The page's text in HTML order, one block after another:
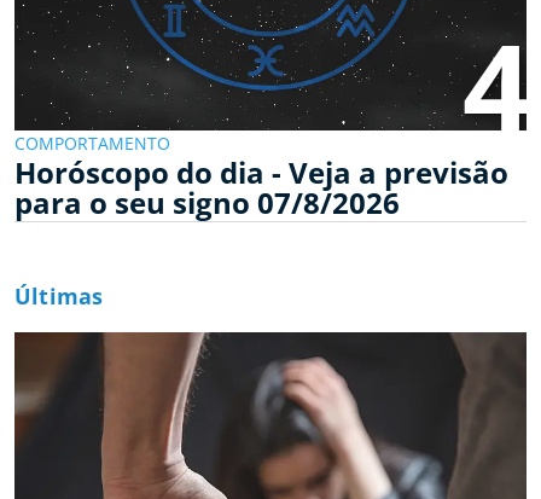
4
COMPORTAMENTO
Horóscopo do dia - Veja a previsão
para o seu signo 07/8/2026
Últimas